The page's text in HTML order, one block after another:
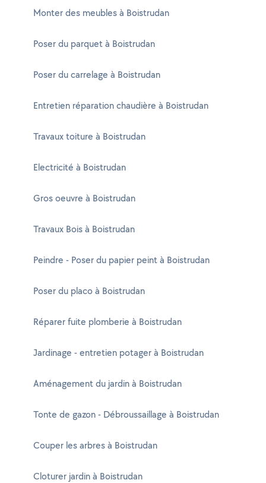
Monter des meubles à Boistrudan
Poser du parquet à Boistrudan
Poser du carrelage à Boistrudan
Entretien réparation chaudière à Boistrudan
Travaux toiture à Boistrudan
Electricité à Boistrudan
Gros oeuvre à Boistrudan
Travaux Bois à Boistrudan
Peindre - Poser du papier peint à Boistrudan
Poser du placo à Boistrudan
Réparer fuite plomberie à Boistrudan
Jardinage - entretien potager à Boistrudan
Aménagement du jardin à Boistrudan
Tonte de gazon - Débroussaillage à Boistrudan
Couper les arbres à Boistrudan
Cloturer jardin à Boistrudan